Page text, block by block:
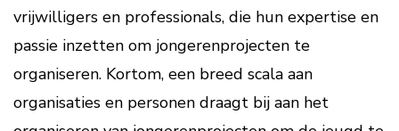
vrijwilligers en professionals, die hun expertise en
passie inzetten om jongerenprojecten te
organiseren. Kortom, een breed scala aan
organisaties en personen draagt bij aan het